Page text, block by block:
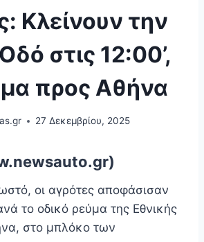
Κλείνουν την
στις 12:00’,
προς Αθήνα
27 Δεκεμβρίου, 2025
οι αγρότες αποφάσισαν
το οδικό ρεύμα της Εθνικής
στο μπλόκο των